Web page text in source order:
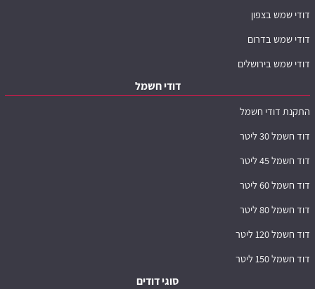
דודי שמש בצפון
דודי שמש בדרום
דודי שמש בירושלים
דודי חשמל
התקנת דודי חשמל
דוד חשמל 30 ליטר
דוד חשמל 45 ליטר
דוד חשמל 60 ליטר
דוד חשמל 80 ליטר
דוד חשמל 120 ליטר
דוד חשמל 150 ליטר
סוגי דודים